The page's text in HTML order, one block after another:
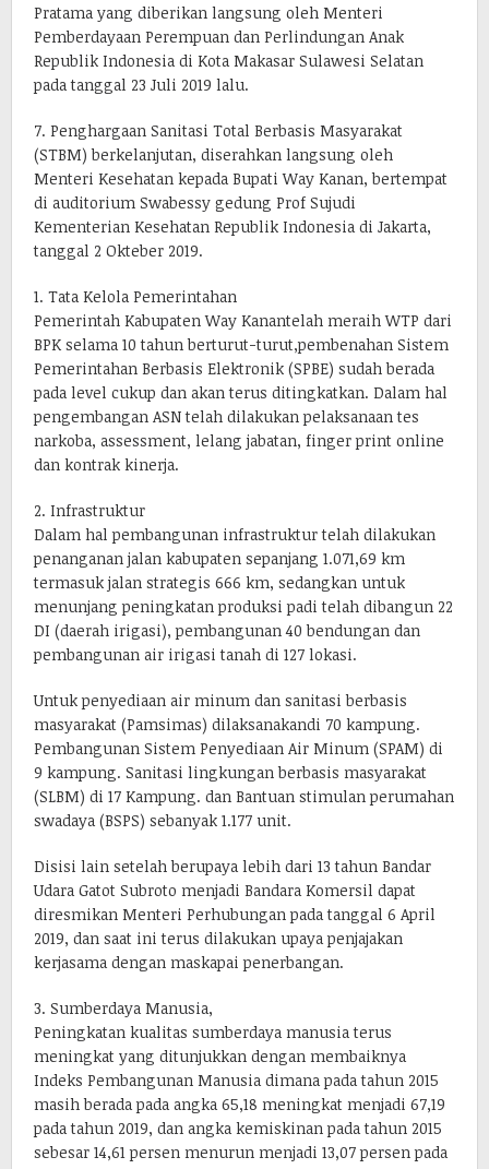
Pratama yang diberikan langsung oleh Menteri
Pemberdayaan Perempuan dan Perlindungan Anak
Republik Indonesia di Kota Makasar Sulawesi Selatan
pada tanggal 23 Juli 2019 lalu.
7. Penghargaan Sanitasi Total Berbasis Masyarakat
(STBM) berkelanjutan, diserahkan langsung oleh
Menteri Kesehatan kepada Bupati Way Kanan, bertempat
di auditorium Swabessy gedung Prof Sujudi
Kementerian Kesehatan Republik Indonesia di Jakarta,
tanggal 2 Okteber 2019.
1. Tata Kelola Pemerintahan
Pemerintah Kabupaten Way Kanantelah meraih WTP dari
BPK selama 10 tahun berturut-turut,pembenahan Sistem
Pemerintahan Berbasis Elektronik (SPBE) sudah berada
pada level cukup dan akan terus ditingkatkan. Dalam hal
pengembangan ASN telah dilakukan pelaksanaan tes
narkoba, assessment, lelang jabatan, finger print online
dan kontrak kinerja.
2. Infrastruktur
Dalam hal pembangunan infrastruktur telah dilakukan
penanganan jalan kabupaten sepanjang 1.071,69 km
termasuk jalan strategis 666 km, sedangkan untuk
menunjang peningkatan produksi padi telah dibangun 22
DI (daerah irigasi), pembangunan 40 bendungan dan
pembangunan air irigasi tanah di 127 lokasi.
Untuk penyediaan air minum dan sanitasi berbasis
masyarakat (Pamsimas) dilaksanakandi 70 kampung.
Pembangunan Sistem Penyediaan Air Minum (SPAM) di
9 kampung. Sanitasi lingkungan berbasis masyarakat
(SLBM) di 17 Kampung. dan Bantuan stimulan perumahan
swadaya (BSPS) sebanyak 1.177 unit.
Disisi lain setelah berupaya lebih dari 13 tahun Bandar
Udara Gatot Subroto menjadi Bandara Komersil dapat
diresmikan Menteri Perhubungan pada tanggal 6 April
2019, dan saat ini terus dilakukan upaya penjajakan
kerjasama dengan maskapai penerbangan.
3. Sumberdaya Manusia,
Peningkatan kualitas sumberdaya manusia terus
meningkat yang ditunjukkan dengan membaiknya
Indeks Pembangunan Manusia dimana pada tahun 2015
masih berada pada angka 65,18 meningkat menjadi 67,19
pada tahun 2019, dan angka kemiskinan pada tahun 2015
sebesar 14,61 persen menurun menjadi 13,07 persen pada